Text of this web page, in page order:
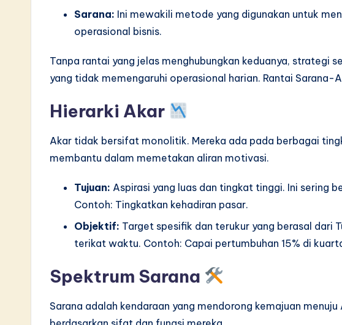
ft
w
Sarana: Ini mewakili metode yang digunakan untuk
operasional bisnis.
Tanpa rantai yang jelas menghubungkan keduanya, strategi
yang tidak memengaruhi operasional harian. Rantai Sarana-
Hierarki Akar
Akar tidak bersifat monolitik. Mereka ada pada berbagai
membantu dalam memetakan aliran motivasi.
Tujuan: Aspirasi yang luas dan tingkat tinggi. Ini sering
Contoh: Tingkatkan kehadiran pasar.
Objektif: Target spesifik dan terukur yang berasal dari
terikat waktu. Contoh: Capai pertumbuhan 15% di
Spektrum Sarana
Sarana adalah kendaraan yang mendorong kemajuan